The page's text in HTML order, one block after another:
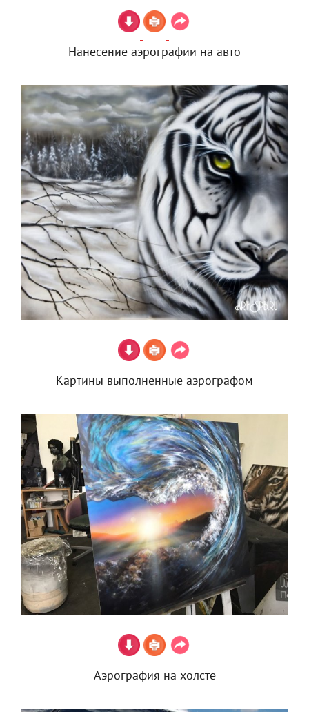
Нанесение аэрографии на авто
Картины выполненные аэрографом
Аэрография на холсте